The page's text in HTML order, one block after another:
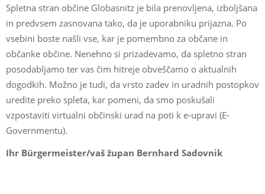
Spletna stran občine Globasnitz je bila prenovljena, izboljšana
in predvsem zasnovana tako, da je uporabniku prijazna. Po
vsebini boste našli vse, kar je pomembno za občane in
občanke občine. Nenehno si prizadevamo, da spletno stran
posodabljamo ter vas čim hitreje obveščamo o aktualnih
dogodkih. Možno je tudi, da vrsto zadev in uradnih postopkov
uredite preko spleta, kar pomeni, da smo poskušali
vzpostaviti virtualni občinski urad na poti k e-upravi (E-
Governmentu).
Ihr Bürgermeister/vaš župan Bernhard Sadovnik